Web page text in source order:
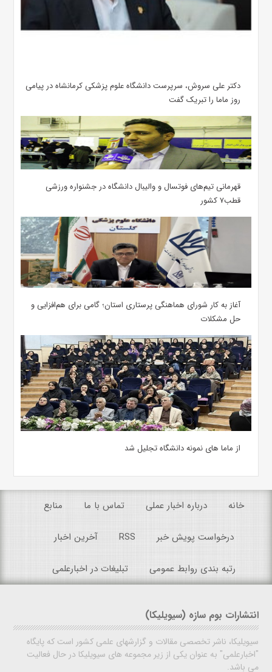
دکتر علی سروش، سرپرست دانشگاه علوم پزشکی کرمانشاه در پیامی
روز ماما را تبریک گفت
قهرمانی تیم‌های فوتسال و والیبال دانشگاه در جشنواره ورزشی
قطب۷ کشور
آغاز به کار شورای هماهنگی پرستاری استان؛ گامی برای هم‌افزایی و
حل مشکلات
از ماما های نمونه دانشگاه تجلیل شد
خانه درباره اخبار عملی تماس با ما منابع
درخواست پویش خبر RSS آخرین اخبار
رتبه بندی روابط عمومی تبلیغات در اخبارعلمی
انتشارات بوم سازه (سیویلیکا)
سیویلیکا، ناشر تخصصی مقالات و گزارشهای علمی کشور است که پایگاه
"اخبارعلمی" به عنوان یکی از زیر مجموعه های سیویلیکا در حال فعالیت
می باشد.